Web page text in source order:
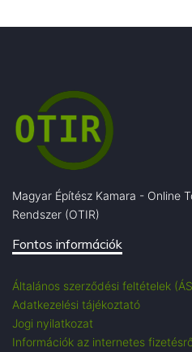
Magyar Építész Kamara - Online
Rendszer (OTIR)
Fontos információk
Általános szerződési feltételek
Adatkezelési tájékoztató
Jogi nyilatkozat
Információk az internetes